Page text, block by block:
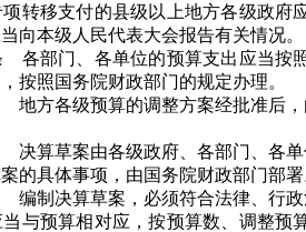
移支付的县级以上地方各级政府
向本级人民代表大会报告有关情况。
门、各单位的预算支出应当按照
按照国务院财政部门的规定办理。
各级预算的调整方案经批准后，
草案由各级政府、各部门、各单
具体事项，由国务院财政部门部
决算草案，必须符合法律、行政
预算相对应，按预算数、调整预